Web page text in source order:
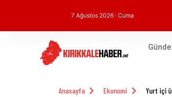
7 Ağustos 2026 · Cuma
Anasayfa Ekonomi Yurt içi